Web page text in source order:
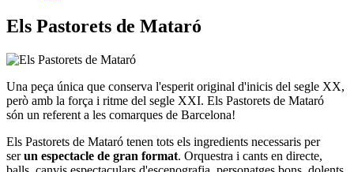
Els Pastorets de Mataró
Una peça única que conserva l'esperit original d'inicis del segle XX,
però amb la força i ritme del segle XXI. Els Pastorets de Mataró
són un referent a les comarques de Barcelona!
Els Pastorets de Mataró tenen tots els ingredients necessaris per
serun espectacle de gran format. Orquestra i cants en directe,